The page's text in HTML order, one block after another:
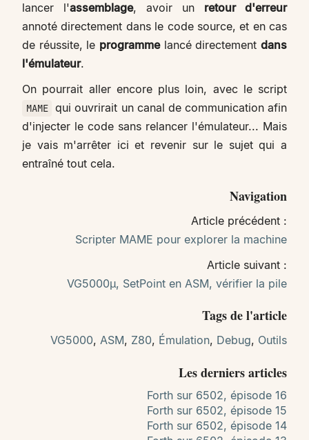
lancer l'assemblage, avoir un retour d'erreur
annoté directement dans le code source, et en cas
de réussite, le programmelancé directement dans
l'émulateur.
On pourrait aller encore plus loin, avec le script
MAME qui ouvrirait un canal de communication afin
d'injecter le code sans relancer l'émulateur... Mais
je vais m'arrêter ici et revenir sur le sujet qui a
entraîné tout cela.
Navigation
Article précédent :
Scripter MAME pour explorer la machine
Article suivant :
VG5000µ, SetPoint en ASM, vérifier la pile
Tags de l'article
VG5000, ASM, Z80, Émulation, Debug, Outils
Les derniers articles
Forth sur 6502, épisode 16
Forth sur 6502, épisode 15
Forth sur 6502, épisode 14